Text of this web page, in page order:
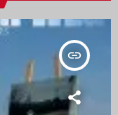
insert_link